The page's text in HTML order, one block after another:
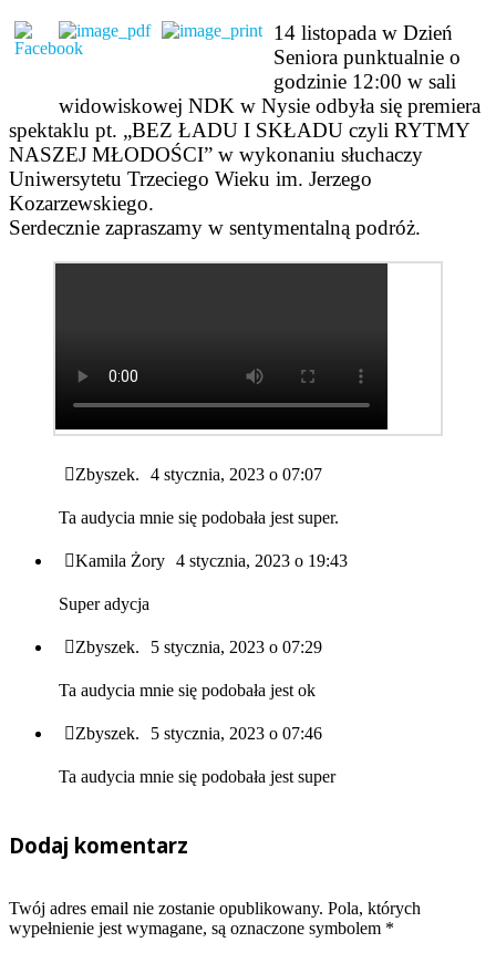
14 listopada w Dzień
Seniora punktualnie o
godzinie 12:00 w sali
widowiskowej NDK w Nysie odbyła się premiera
spektaklu pt. „BEZ ŁADU I SKŁADU czyli RYTMY
NASZEJ MŁODOŚCI” w wykonaniu słuchaczy
Uniwersytetu Trzeciego Wieku im. Jerzego
Kozarzewskiego.
Serdecznie zapraszamy w sentymentalną podróż.
Zbyszek. 4 stycznia, 2023 o 07:07
Ta audycia mnie się podobała jest super.
Kamila Żory 4 stycznia, 2023 o 19:43
Super adycja
Zbyszek. 5 stycznia, 2023 o 07:29
Ta audycia mnie się podobała jest ok
Zbyszek. 5 stycznia, 2023 o 07:46
Ta audycia mnie się podobała jest super
Dodaj komentarz
Twój adres email nie zostanie opublikowany. Pola, których
wypełnienie jest wymagane, są oznaczone symbolem *